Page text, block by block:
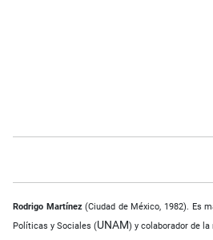
Rodrigo Martínez(Ciudad de México, 1982). Es
Políticas y Sociales (UNAM) y colaborador de la